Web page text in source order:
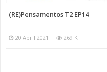
(RE)Pensamentos T2 EP14
20 Abril 2021 269 K